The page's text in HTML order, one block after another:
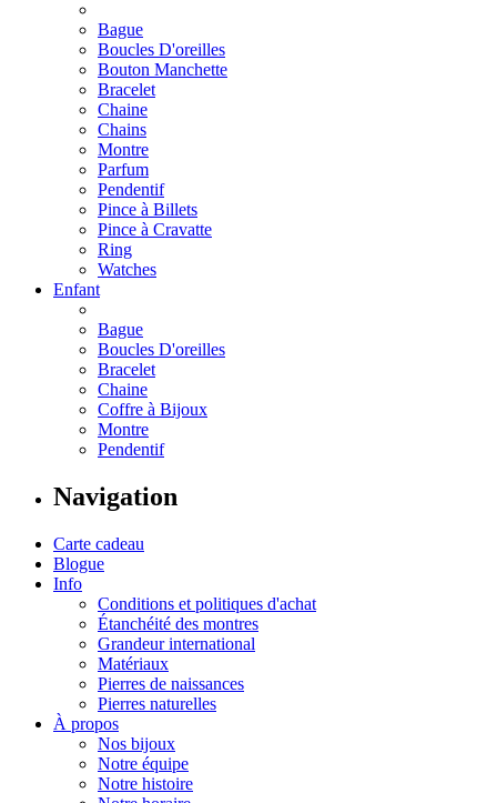
Bague
Boucles D'oreilles
Bouton Manchette
Bracelet
Chaine
Chains
Montre
Parfum
Pendentif
Pince à Billets
Pince à Cravatte
Ring
Watches
Enfant
Bague
Boucles D'oreilles
Bracelet
Chaine
Coffre à Bijoux
Montre
Pendentif
Navigation
Carte cadeau
Blogue
Info
Conditions et politiques d'achat
Étanchéité des montres
Grandeur international
Matériaux
Pierres de naissances
Pierres naturelles
À propos
Nos bijoux
Notre équipe
Notre histoire